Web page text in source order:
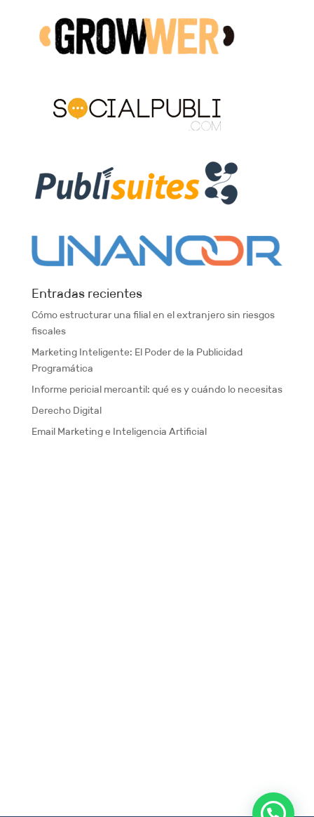
Entradas recientes
Cómo estructurar una filial en el extranjero sin riesgos
fiscales
Marketing Inteligente: El Poder de la Publicidad
Programática
Informe pericial mercantil: qué es y cuándo lo necesitas
Derecho Digital
Email Marketing e Inteligencia Artificial